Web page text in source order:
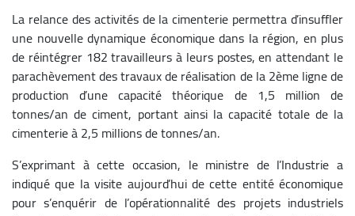
La relance des activités de la cimenterie permettra d’insuffler
une nouvelle dynamique économique dans la région, en plus
de réintégrer 182 travailleurs à leurs postes, en attendant le
parachèvement des travaux de réalisation de la 2ème ligne de
production d’une capacité théorique de 1,5 million de
tonnes/an de ciment, portant ainsi la capacité totale de la
cimenterie à 2,5 millions de tonnes/an.
S’exprimant à cette occasion, le ministre de l’Industrie a
indiqué que la visite aujourd’hui de cette entité économique
pour s’enquérir de l’opérationnalité des projets industriels